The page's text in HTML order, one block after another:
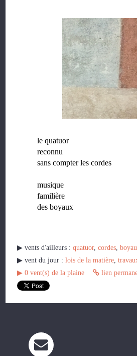
le quatuor
reconnu
sans compter les cordes
musique
familière
des boyaux
▶︎ vents d'ailleurs :quatuor,cordes,
▶︎ vent du jour :lois de la matière,
▶︎ 0 vent(s) de la plaine lien